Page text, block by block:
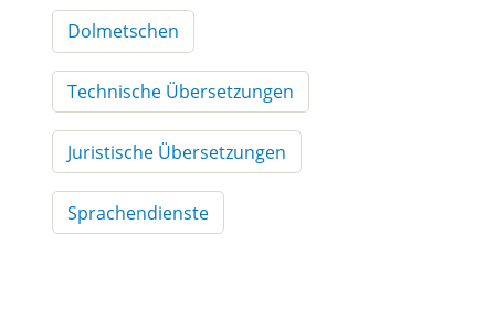
Dolmetschen
Technische Übersetzungen
Juristische Übersetzungen
Sprachendienste